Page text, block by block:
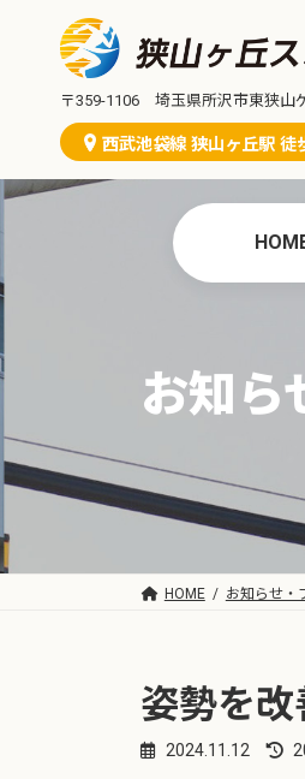
ス
ン
〒359-1106 埼玉県所沢市東狭山
西武池袋線 狭山ヶ丘駅 徒
お知ら
HOME お知らせ・
姿勢を
2024.11.12